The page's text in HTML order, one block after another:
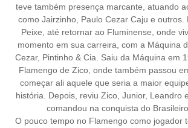
teve também presença marcante, atuando
como Jairzinho, Paulo Cezar Caju e outros.
Peixe, até retornar ao Fluminense, onde
momento em sua carreira, com a Máquina
Cezar, Pintinho & Cia. Saiu da Máquina em
Flamengo de Zico, onde também passou
começar ali aquele que seria a maior
história. Depois, reviu Zico, Junior, Leandro
comandou na conquista do
O pouco tempo no Flamengo como jogador